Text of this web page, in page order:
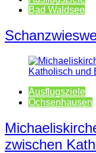
Bad Waldsee
Ausflugsziele
Ochsenhausen
zwischen